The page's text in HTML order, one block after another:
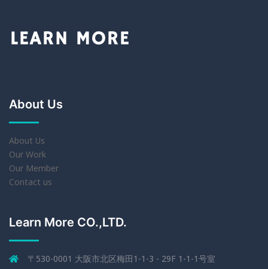
About Us
About Us
Our Work
Our Member
Contact us
Learn More CO.,LTD.
〒530-0001 大阪市北区梅田1-1-3 - 29F 1-1-1号室